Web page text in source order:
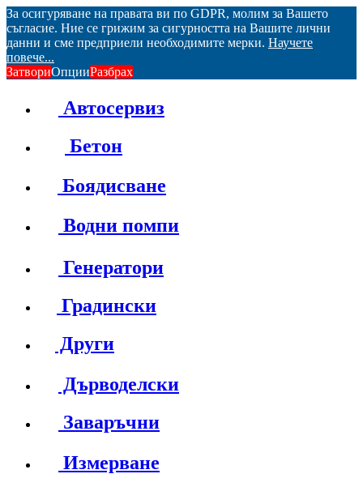
За осигуряване на правата ви по GDPR, молим за Вашето
съгласие. Ние се грижим за сигурността на Вашите лични
данни и сме предприели необходимите мерки. Научете
повече...
ЗатвориОпцииРазбрах
Автосервиз
Бетон
Боядисване
Водни помпи
Генератори
Градински
Други
Дърводелски
Заваръчни
Измерване